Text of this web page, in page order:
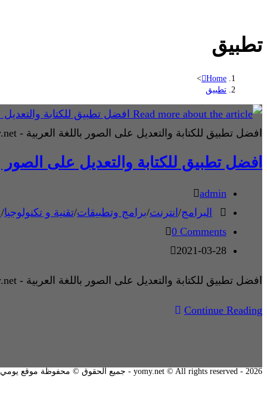
تطبيق
Home
>
تطبيق
افضل تطبيق للكتابة والتعديل على الصور باللغة العربية - yomy.net- يومي نت
افضل تطبيق للكتابة والتعديل على الصور
admin
البرامج/انترنت/برامج وتطبيقات/تقنية و تكنولوجيا/
0 Comments
2021-03-28
افضل تطبيق للكتابة والتعديل على الصور باللغة العربية - yomy.net- يومي نت
Continue Reading
2026 - yomy.net © All rights reserved - جميع الحقوق © محفوظة موقع يومي نت